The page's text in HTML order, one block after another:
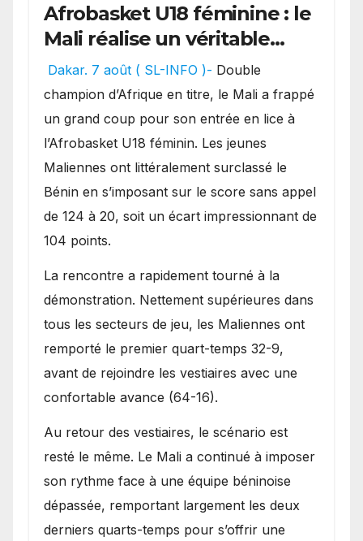
Afrobasket U18 féminine : le
Mali réalise un véritable
festival offensif et inflige
une lourde défaite au
Bénin.
Dakar. 7 août ( SL-INFO )- Double
champion d’Afrique en titre, le Mali a frappé
un grand coup pour son entrée en lice à
l’Afrobasket U18 féminin. Les jeunes
Maliennes ont littéralement surclassé le
Bénin en s’imposant sur le score sans appel
de 124 à 20, soit un écart impressionnant de
104 points.
La rencontre a rapidement tourné à la
démonstration. Nettement supérieures dans
tous les secteurs de jeu, les Maliennes ont
remporté le premier quart-temps 32-9,
avant de rejoindre les vestiaires avec une
confortable avance (64-16).
Au retour des vestiaires, le scénario est
resté le même. Le Mali a continué à imposer
son rythme face à une équipe béninoise
dépassée, remportant largement les deux
derniers quarts-temps pour s’offrir une